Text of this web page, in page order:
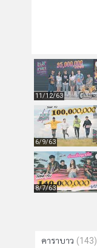
11/12/63
6/9/63
8/7/63
คาราบาว (143)